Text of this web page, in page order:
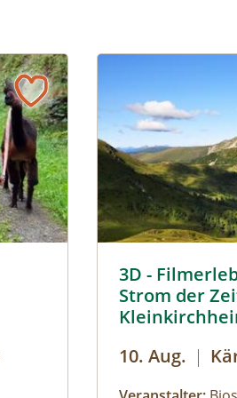
3D -
Strom der
10. Aug. |